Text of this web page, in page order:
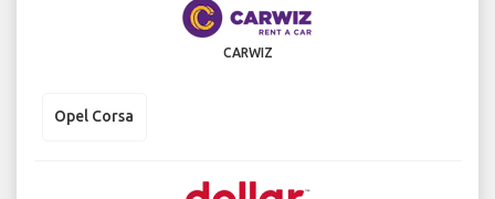
CARWIZ
Opel Corsa